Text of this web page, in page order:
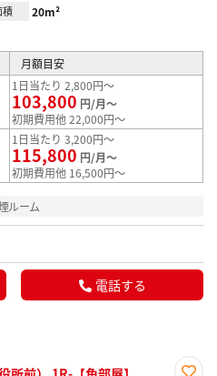
積 20m²
月額目安
1日当たり 2,800円～
103,800 円/月～
初期費用他 22,000円～
1日当たり 3,200円～
115,800 円/月～
初期費用他 16,500円～
ルーム
電話する